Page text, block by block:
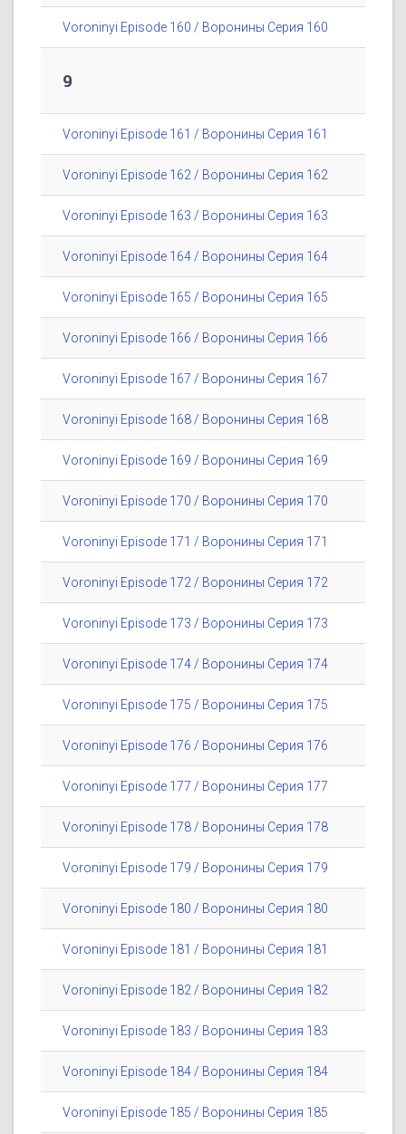
Voroninyi Episode 160 / Воронины Серия 160
9
Voroninyi Episode 161 / Воронины Серия 161
Voroninyi Episode 162 / Воронины Серия 162
Voroninyi Episode 163 / Воронины Серия 163
Voroninyi Episode 164 / Воронины Серия 164
Voroninyi Episode 165 / Воронины Серия 165
Voroninyi Episode 166 / Воронины Серия 166
Voroninyi Episode 167 / Воронины Серия 167
Voroninyi Episode 168 / Воронины Серия 168
Voroninyi Episode 169 / Воронины Серия 169
Voroninyi Episode 170 / Воронины Серия 170
Voroninyi Episode 171 / Воронины Серия 171
Voroninyi Episode 172 / Воронины Серия 172
Voroninyi Episode 173 / Воронины Серия 173
Voroninyi Episode 174 / Воронины Серия 174
Voroninyi Episode 175 / Воронины Серия 175
Voroninyi Episode 176 / Воронины Серия 176
Voroninyi Episode 177 / Воронины Серия 177
Voroninyi Episode 178 / Воронины Серия 178
Voroninyi Episode 179 / Воронины Серия 179
Voroninyi Episode 180 / Воронины Серия 180
Voroninyi Episode 181 / Воронины Серия 181
Voroninyi Episode 182 / Воронины Серия 182
Voroninyi Episode 183 / Воронины Серия 183
Voroninyi Episode 184 / Воронины Серия 184
Voroninyi Episode 185 / Воронины Серия 185